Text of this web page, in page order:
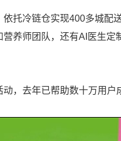
托冷链仓实现400多城配
养师团队，还有AI医生
，去年已帮助数十万用户